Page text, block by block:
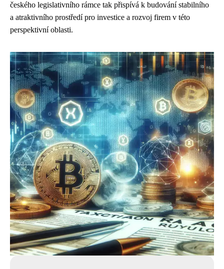
českého legislativního rámce tak přispívá k budování stabilního
a atraktivního prostředí pro investice a rozvoj firem v této
perspektivní oblasti.